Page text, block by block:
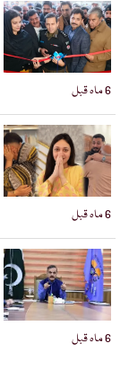
6 ماہ قبل
6 ماہ قبل
6 ماہ قبل